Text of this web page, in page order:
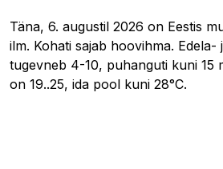
Täna, 6. augustil 2026 on Eestis
ilm. Kohati sajab hoovihma. Edela-
tugevneb 4-10, puhanguti kuni 15
on 19..25, ida pool kuni 28°C.